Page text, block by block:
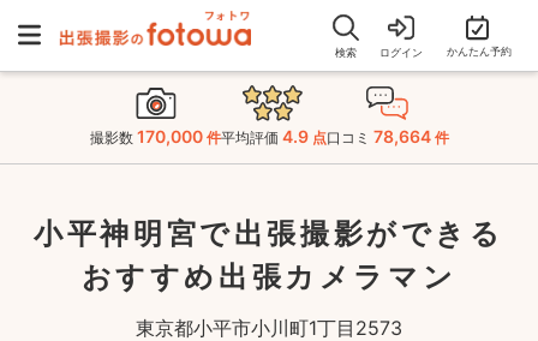
検索 ログイン かんたん予約
撮影数 170,000 件平均評価 4.9 点口コミ 78,664 件
小平神明宮で出張撮影ができる
おすすめ出張カメラマン
東京都小平市小川町1丁目2573